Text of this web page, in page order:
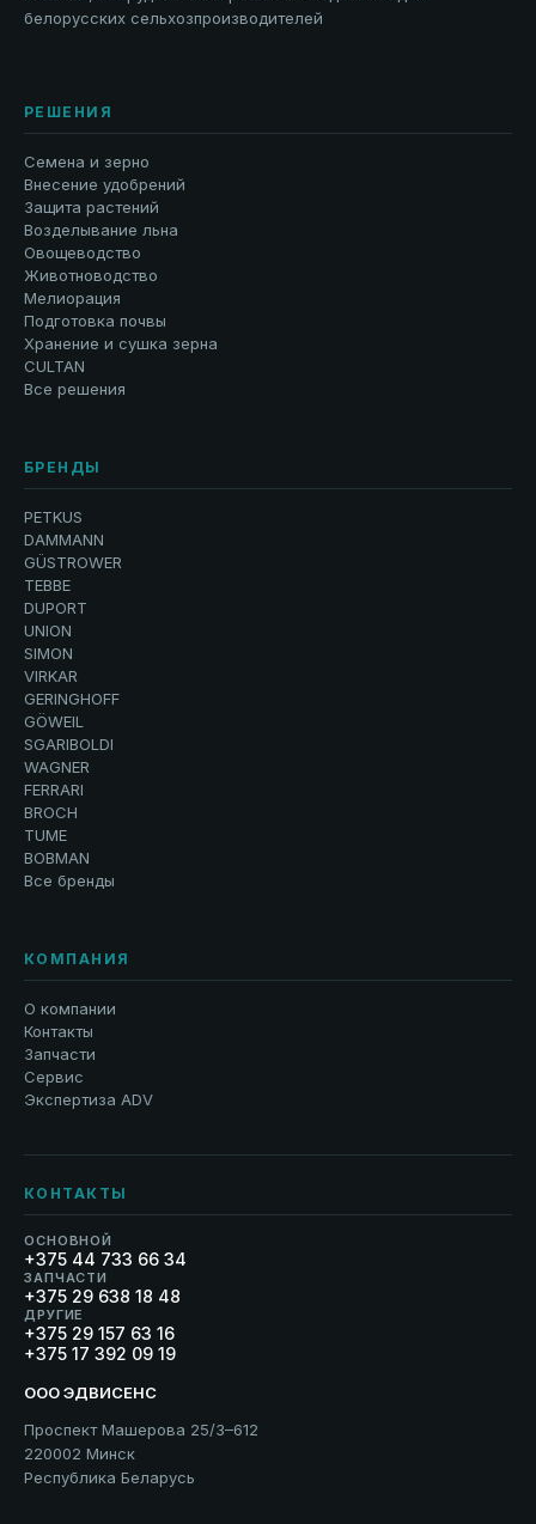
белорусских сельхозпроизводителей
РЕШЕНИЯ
Семена и зерно
Внесение удобрений
Защита растений
Возделывание льна
Овощеводство
Животноводство
Мелиорация
Подготовка почвы
Хранение и сушка зерна
CULTAN
Все решения
БРЕНДЫ
PETKUS
DAMMANN
GÜSTROWER
TEBBE
DUPORT
UNION
SIMON
VIRKAR
GERINGHOFF
GÖWEIL
SGARIBOLDI
WAGNER
FERRARI
BROCH
TUME
BOBMAN
Все бренды
КОМПАНИЯ
О компании
Контакты
Запчасти
Сервис
Экспертиза ADV
КОНТАКТЫ
ОСНОВНОЙ
+375 44 733 66 34
ЗАПЧАСТИ
+375 29 638 18 48
ДРУГИЕ
+375 29 157 63 16
+375 17 392 09 19
ООО ЭДВИСЕНС
Проспект Машерова 25/3–612
220002 Минск
Республика Беларусь